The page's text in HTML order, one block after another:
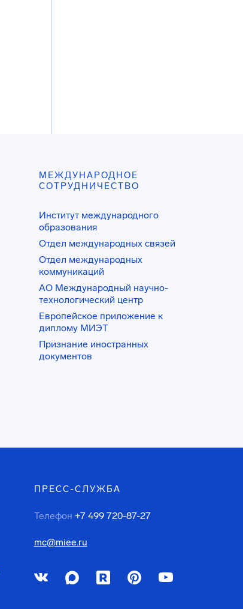
МЕЖДУНАРОДНОЕ
СОТРУДНИЧЕСТВО
Институт международного
образования
Отдел международных связей
Отдел международных
коммуникаций
АО Международный научно-
технологический центр
Европейское приложение к
диплому МИЭТ
Признание иностранных
документов
ПРЕСС-СЛУЖБА
Телефон +7 499 720-87-27
mc@miee.ru